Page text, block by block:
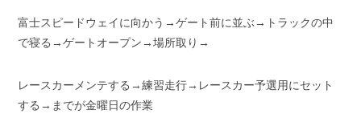
富士スピードウェイに向かう→ゲート前に並ぶ→トラックの中
で寝る→ゲートオープン→場所取り→
レースカーメンテする→練習走行→レースカー予選用にセット
する→までが金曜日の作業